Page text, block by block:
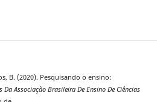
B. (2020). Pesquisando o ensino:
Da Associação Brasileira De Ensino De Ciências